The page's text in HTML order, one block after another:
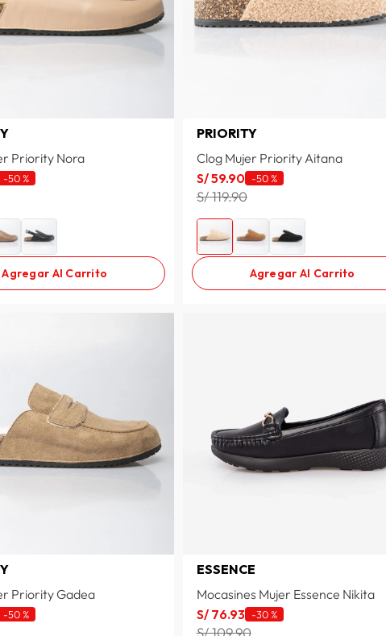
Priority Nora
-50 %
Agregar Al Carrito
PRIORITY
Clog Mujer Priority Aitana
S/59.90 -50 %
S/ 119.90
Agregar Al Carrito
Priority Gadea
-50 %
ESSENCE
Mocasines Mujer Essence Nikita
S/ 76.93 -30 %